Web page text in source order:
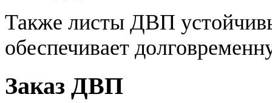
Также листы ДВП
обеспечивает
Заказ ДВП